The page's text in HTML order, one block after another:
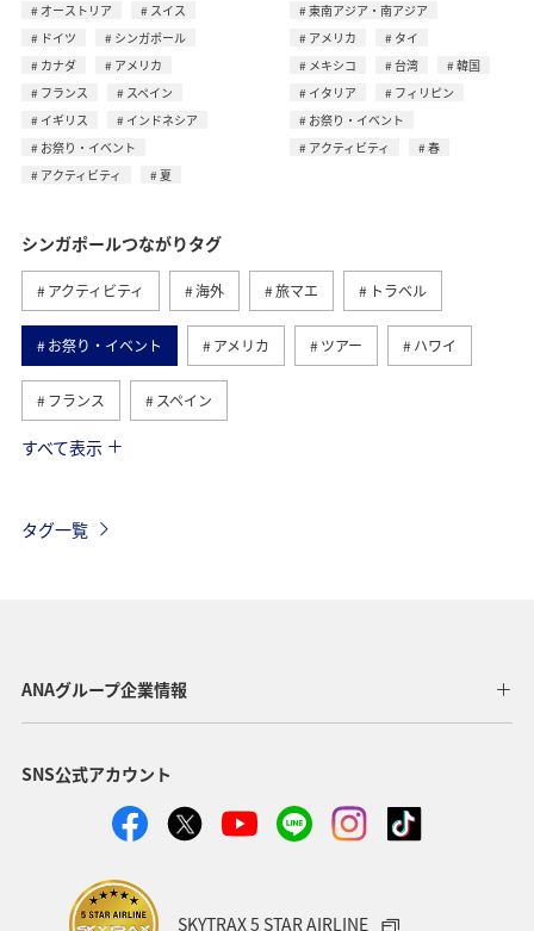
オーストリア
スイス
ドイツ
シンガポール
カナダ
アメリカ
フランス
スペイン
イギリス
インドネシア
お祭り・イベント
アクティビティ
夏
東南アジア・南アジア
アメリカ
タイ
メキシコ
台湾
韓国
イタリア
フィリピン
お祭り・イベント
アクティビティ
春
シンガポールつながりタグ
アクティビティ 海外 旅マエ トラベル
お祭り・イベント アメリカ ツアー ハワイ
フランス スペイン
オーストリア
すべて表示
タグ一覧
ANAグループ企業情報
SNS公式アカウント
SKYTRAX 5 STAR AIRLINE